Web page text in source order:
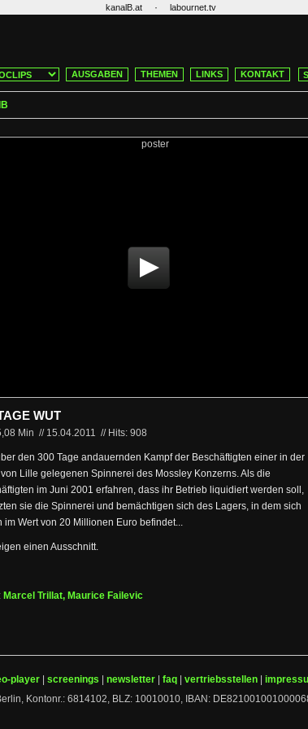
kanalB.at · labournet.tv
AUSGABEN THEMEN LINKS KONTAKT
WUT
Min // 15.04.2011 // Hits: 908
den 300 Tage andauernden Kampf der Beschäftigten einer in der
Lille gelegenen Spinnerei des Mossley Konzerns. Als die
im Juni 2001 erfahren, dass ihr Betrieb liquidiert werden soll,
sie die Spinnerei und bemächtigen sich des Lagers, in dem sich
im Wert von 20 Millionen Euro befindet...
einen Ausschnitt.
Marcel Trillat, Maurice Failevic
player screenings newsletter faq vertriebsstellen
Kontonr.: 6814102, BLZ: 10010010, IBAN: